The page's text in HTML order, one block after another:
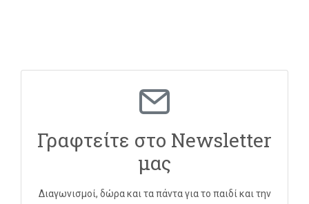
Γραφτείτε στο Newsletter
μας
Διαγωνισμοί, δώρα και τα πάντα για το παιδί και την